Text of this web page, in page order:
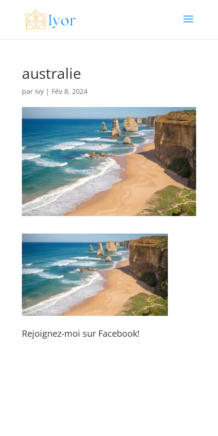
australie
par Ivy| Fév 8, 2024
Rejoignez-moi sur Facebook!